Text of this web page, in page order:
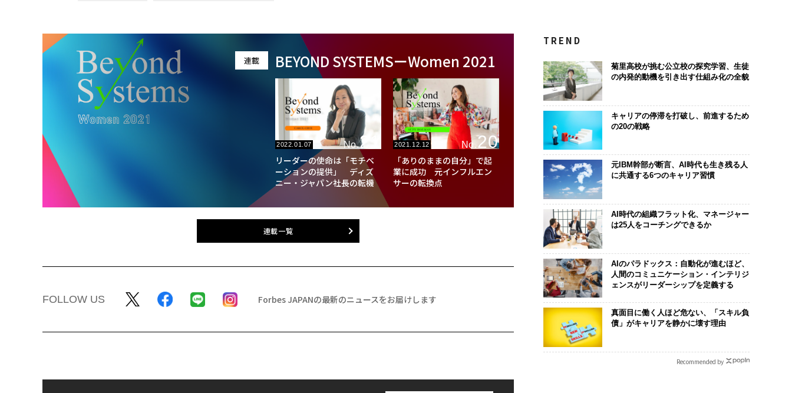
連載 BEYOND SYSTEMSーWomen 2021
2022.01.07 No.21
リーダーの使命は「モチベ
ーションの提供」 ディズ
ニー・ジャパン社長の転機
2021.12.12 No.20
「ありのままの自分」で起
業に成功 元インフルエン
サーの転換点
連載一覧
FOLLOW US Forbes JAPANの最新のニュースをお届けします
TREND
菊里高校が挑む公立校の探究学習、生徒
の内発的動機を引き出す仕組み化の全貌
キャリアの停滞を打破し、前進するため
の20の戦略
元IBM幹部が断言、AI時代も生き残る人
に共通する6つのキャリア習慣
AI時代の組織フラット化、マネージャー
は25人をコーチングできるか
AIのパラドックス：自動化が進むほど、
人間のコミュニケーション・インテリジ
ェンスがリーダーシップを定義する
真面目に働く人ほど危ない、「スキル負
債」がキャリアを静かに壊す理由
Recommended by